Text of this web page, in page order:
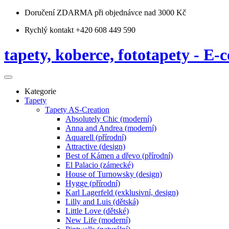
Doručení ZDARMA při objednávce nad 3000 Kč
Rychlý kontakt +420 608 449 590
tapety, koberce, fototapety - E-
Kategorie
Tapety
Tapety AS-Creation
Absolutely Chic (moderní)
Anna and Andrea (moderní)
Aquarell (přírodní)
Attractive (design)
Best of Kámen a dřevo (přírodní)
El Palacio (zámecké)
House of Turnowsky (design)
Hygge (přírodní)
Karl Lagerfeld (exklusivní, design)
Lilly and Luis (dětská)
Little Love (dětské)
New Life (moderní)